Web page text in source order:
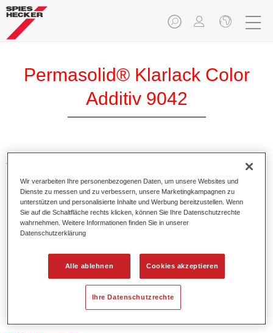
Permasolid® Klarlack Color
Additiv 9042
Additive zum Einfärben von Klarlacken. Sie sorgen für
Permasolid HS Klarlacken.
Produktmerkmale
In praktischen 100 ml Flaschen verpackt.
Verfügbar in verschiedenen Farbtönen.
Wir verarbeiten Ihre personenbezogenen Daten, um unsere Websites und
Dienste zu messen und zu verbessern, unsere Marketingkampagnen zu
unterstützen und personalisierte Inhalte und Werbung bereitzustellen. Wenn
Sie auf die Schaltfläche rechts klicken, können Sie Ihre Datenschutzrechte
wahrnehmen. Weitere Informationen finden Sie in unserer
Datenschutzerklärung
Alle ablehnen Cookies akzeptieren
Ihre Datenschutzrechte